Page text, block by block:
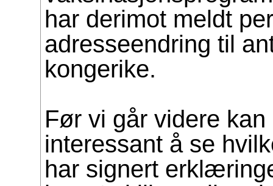
har derimot meldt
adresseendring til
kongerike.
Før vi går videre
interessant å se
har signert